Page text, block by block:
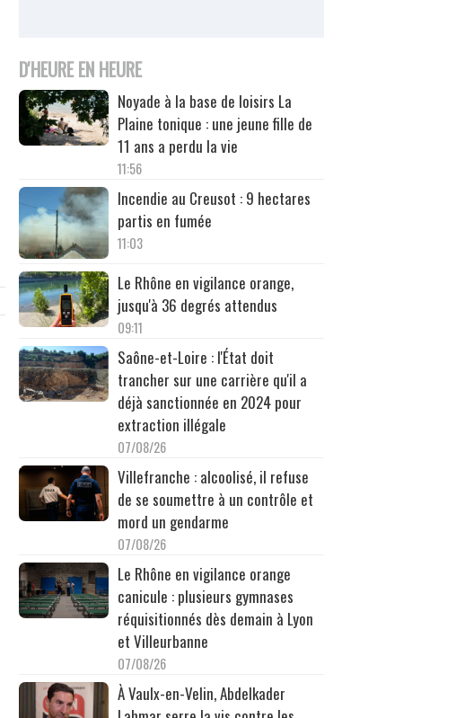
D'HEURE EN HEURE
Noyade à la base de loisirs La
Plaine tonique : une jeune fille de
11 ans a perdu la vie
11:56
Incendie au Creusot : 9 hectares
partis en fumée
11:03
Le Rhône en vigilance orange,
jusqu'à 36 degrés attendus
09:11
Saône-et-Loire : l'État doit
trancher sur une carrière qu'il a
déjà sanctionnée en 2024 pour
extraction illégale
07/08/26
Villefranche : alcoolisé, il refuse
de se soumettre à un contrôle et
mord un gendarme
07/08/26
Le Rhône en vigilance orange
canicule : plusieurs gymnases
réquisitionnés dès demain à Lyon
et Villeurbanne
07/08/26
À Vaulx-en-Velin, Abdelkader